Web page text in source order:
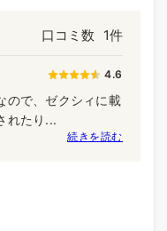
口コミ数 1件
4.6
ので、ゼクシィに載
れたり...
続きを読む